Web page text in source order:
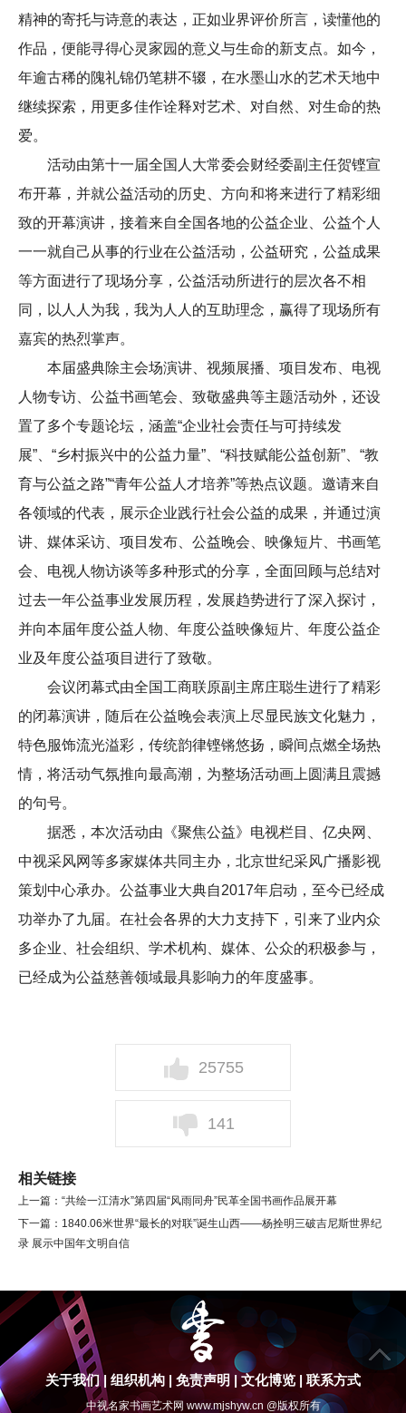
精神的寄托与诗意的表达，正如业界评价所言，读懂他的
作品，便能寻得心灵家园的意义与生命的新支点。如今，
年逾古稀的隗礼锦仍笔耕不辍，在水墨山水的艺术天地中
继续探索，用更多佳作诠释对艺术、对自然、对生命的热
爱。
活动由第十一届全国人大常委会财经委副主任贺铿宣
布开幕，并就公益活动的历史、方向和将来进行了精彩细
致的开幕演讲，接着来自全国各地的公益企业、公益个人
一一就自己从事的行业在公益活动，公益研究，公益成果
等方面进行了现场分享，公益活动所进行的层次各不相
同，以人人为我，我为人人的互助理念，赢得了现场所有
嘉宾的热烈掌声。
本届盛典除主会场演讲、视频展播、项目发布、电视
人物专访、公益书画笔会、致敬盛典等主题活动外，还设
置了多个专题论坛，涵盖“企业社会责任与可持续发
展”、“乡村振兴中的公益力量”、“科技赋能公益创新”、“教
育与公益之路”“青年公益人才培养”等热点议题。邀请来自
各领域的代表，展示企业践行社会公益的成果，并通过演
讲、媒体采访、项目发布、公益晚会、映像短片、书画笔
会、电视人物访谈等多种形式的分享，全面回顾与总结对
过去一年公益事业发展历程，发展趋势进行了深入探讨，
并向本届年度公益人物、年度公益映像短片、年度公益企
业及年度公益项目进行了致敬。
会议闭幕式由全国工商联原副主席庄聪生进行了精彩
的闭幕演讲，随后在公益晚会表演上尽显民族文化魅力，
特色服饰流光溢彩，传统韵律铿锵悠扬，瞬间点燃全场热
情，将活动气氛推向最高潮，为整场活动画上圆满且震撼
的句号。
据悉，本次活动由《聚焦公益》电视栏目、亿央网、
中视采风网等多家媒体共同主办，北京世纪采风广播影视
策划中心承办。公益事业大典自2017年启动，至今已经成
功举办了九届。在社会各界的大力支持下，引来了业内众
多企业、社会组织、学术机构、媒体、公众的积极参与，
已经成为公益慈善领域最具影响力的年度盛事。
25755
141
相关链接
上一篇： “共绘一江清水”第四届“风雨同舟”民革全国书画作品展开幕
下一篇： 1840.06米世界“最长的对联”诞生山西——杨拴明三破吉尼斯世界纪
录 展示中国年文明自信
关于我们| 组织机构 免责声明 |文化博览 联系方式
中视名家书画艺术网 www.mjshyw.cn @版权所有